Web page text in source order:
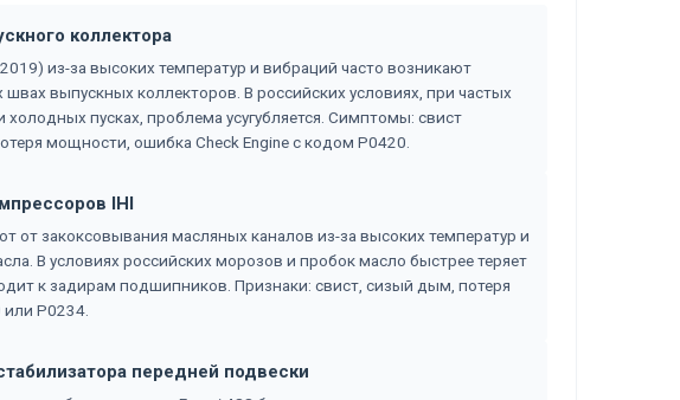
коллектора
из-за высоких температур и вибраций часто возникают
выпускных коллекторов. В российских условиях, при частых
холодных пусках, проблема усугубляется. Симптомы: свист
мощности, ошибка Check Engine с кодом P0420.
IHI
от закоксовывания масляных каналов из-за высоких температур и
В условиях российских морозов и пробок масло быстрее теряет
к задирам подшипников. Признаки: свист, сизый дым, потеря
P0234.
передней подвески